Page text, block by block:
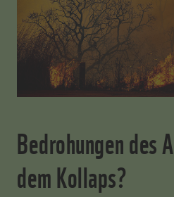
Bedrohungen des
dem Kollaps?